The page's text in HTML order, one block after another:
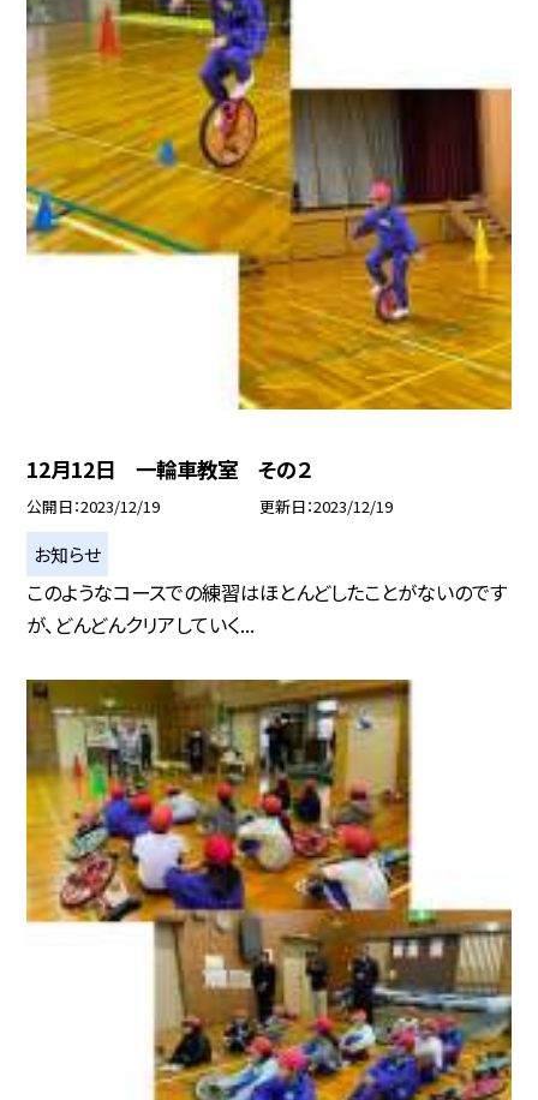
12月12日 一輪車教室 その２
公開日 2023/12/19 更新日 2023/12/19
お知らせ
このようなコースでの練習はほとんどしたことがないのです
が、どんどんクリアしていく...